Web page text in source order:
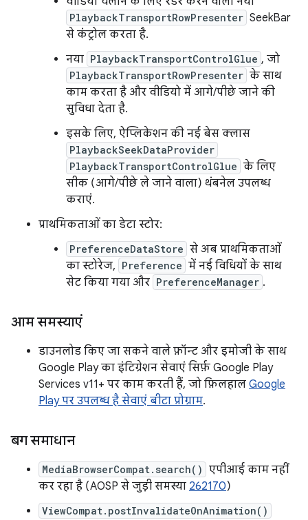
PlaybackTransportRowPresenter SeekBar
से कंट्रोल करता है.
नया PlaybackTransportControlGlue , जो
PlaybackTransportRowPresenter के साथ
काम करता है और वीडियो में आगे/पीछे जाने की
सुविधा देता है.
इसके लिए, ऐप्लिकेशन की नई बेस क्लास
PlaybackSeekDataProvider
PlaybackTransportControlGlue के लिए
सीक (आगे/पीछे ले जाने वाला) थंबनेल उपलब्ध
कराएं.
प्राथमिकताओं का डेटा स्टोर:
PreferenceDataStore से अब प्राथमिकताओं
का स्टोरेज, Preference में नई विधियों के साथ
सेट किया गया और PreferenceManager .
आम समस्याएं
डाउनलोड किए जा सकने वाले फ़ॉन्ट और इमोजी के साथ
Google Play का इंटिग्रेशन सेवाएं सिर्फ़ Google Play
Services v11+ पर काम करती हैं, जो फ़िलहाल Google
Play पर उपलब्ध है सेवाएं बीटा प्रोग्राम.
बग समाधान
MediaBrowserCompat.search() एपीआई काम नहीं
कर रहा है (AOSP से जुड़ी समस्या 262170)
ViewCompat.postInvalidateOnAnimation()